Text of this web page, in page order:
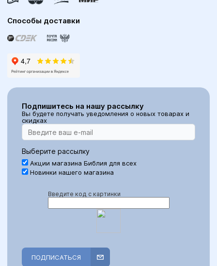
Способы доставки
Подпишитесь на нашу рассылку
Вы будете получать уведомления о новых товарах и
скидках
Выберите рассылку
Акции магазина Библия для всех
Новинки нашего магазина
Введите код с картинки
ПОДПИСАТЬСЯ